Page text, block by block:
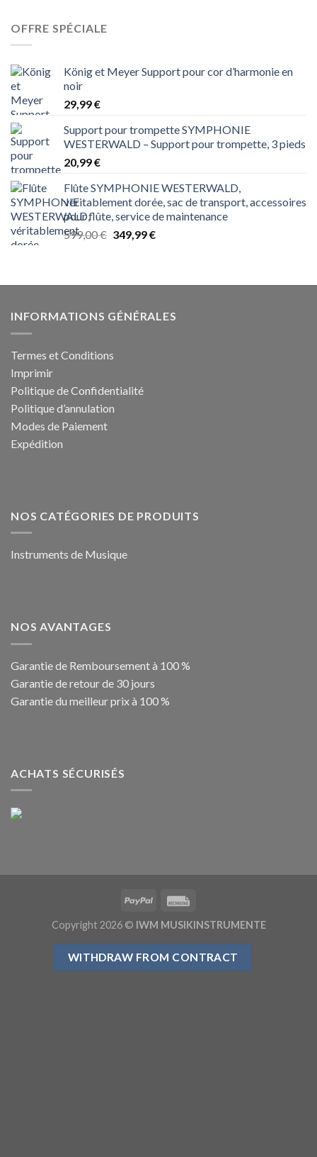
OFFRE SPÉCIALE
König et Meyer Support pour cor d’harmonie en
noir
29,99€
Support pour trompette SYMPHONIE
WESTERWALD – Support pour trompette, 3 pieds
20,99€
Flûte SYMPHONIE WESTERWALD,
véritablement dorée, sac de transport, accessoires
pour flûte, service de maintenance
599,00€ Le
349,99€Le
INFORMATIONS GÉNÉRALES
Termes et Conditions
Imprimir
Politique de Confidentialité
Politique d’annulation
Modes de Paiement
Expédition
NOS CATÉGORIES DE PRODUITS
Instruments de Musique
NOS AVANTAGES
Garantie de Remboursement à 100 %
Garantie de retour de 30 jours
Garantie du meilleur prix à 100 %
ACHATS SÉCURISÉS
Copyright 2026 © IWM MUSIKINSTRUMENTE
WITHDRAW FROM CONTRACT